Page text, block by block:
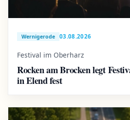
Wernigerode 03.08.2026
Festival im Oberharz
Rocken am Brocken legt
in Elend fest